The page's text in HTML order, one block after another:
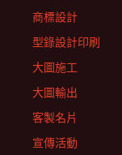
商標設計
型錄設計印刷
大圖施工
大圖輸出
客製名片
宣傳活動